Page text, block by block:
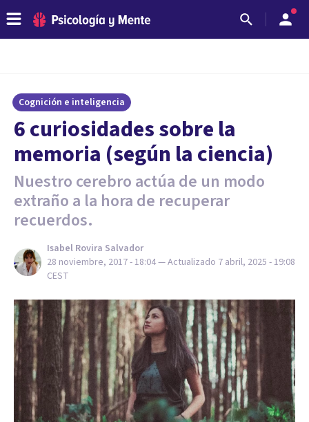
Cognición e inteligencia
6 curiosidades sobre la
memoria (según la ciencia)
Nuestro cerebro actúa de un modo
extraño a la hora de recuperar
recuerdos.
Isabel Rovira Salvador
28 noviembre, 2017 - 18:04— Actualizado 7 abril, 2025 - 19:08
CEST